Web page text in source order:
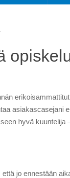
asiakascasejani
hyvä kuuntelija
jo ennestään